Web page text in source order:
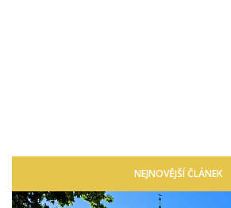
NEJNOVĚJŠÍ ČLÁNEK